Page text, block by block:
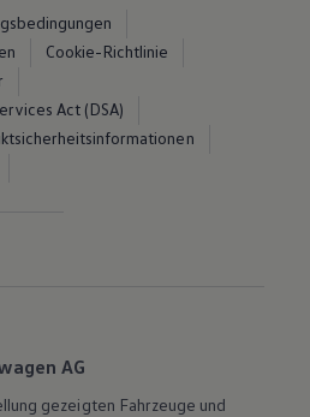
Cookie-Richtlinie
Act (DSA)
AG
gezeigten Fahrzeuge und